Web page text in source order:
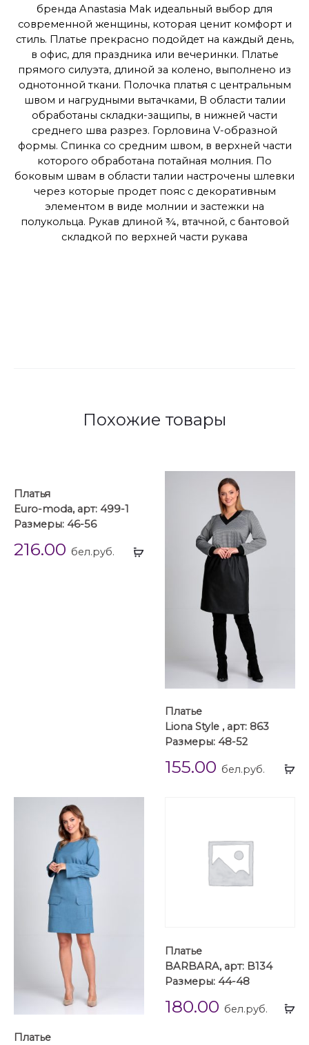
бренда Anastasia Mak идеальный выбор для
современной женщины, которая ценит комфорт и
стиль. Платье прекрасно подойдет на каждый день,
в офис, для праздника или вечеринки. Платье
прямого силуэта, длиной за колено, выполнено из
однотонной ткани. Полочка платья с центральным
швом и нагрудными вытачками, В области талии
обработаны складки-защипы, в нижней части
среднего шва разрез. Горловина V-образной
формы. Спинка со средним швом, в верхней части
которого обработана потайная молния. По
боковым швам в области талии настрочены шлевки
через которые продет пояс с декоративным
элементом в виде молнии и застежки на
полукольца. Рукав длиной ¾, втачной, с бантовой
складкой по верхней части рукава
Похожие товары
Выбрать
Платья
Euro-moda, арт: 499-1
Размеры: 46-56
216.00 бел.руб.
Платье
Liona Style , арт: 863
Размеры: 48-52
155.00 бел.руб.
Платье
Платье
BARBARA, арт: B134
Размеры: 44-48
180.00 бел.руб.